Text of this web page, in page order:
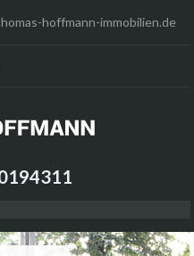
hoffmann-immobilien.de